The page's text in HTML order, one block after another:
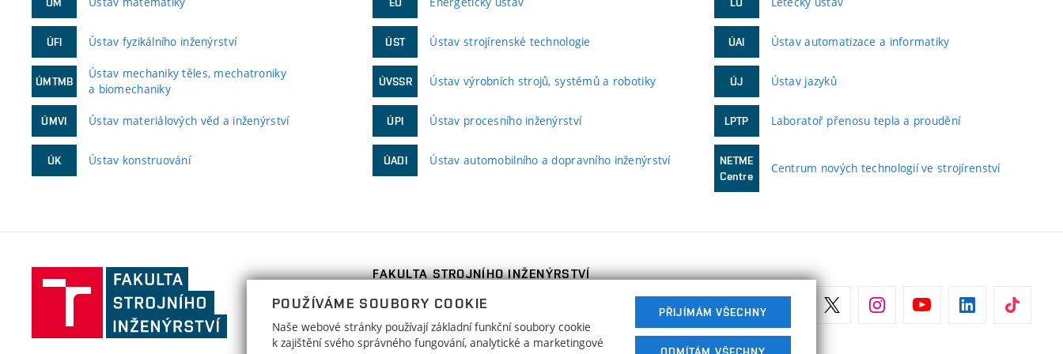
ÚFI Ústav fyzikálního inženýrství
ÚMTMB
Ústav mechaniky těles, mechatroniky
a biomechaniky
ÚMVI Ústav materiálových věd a inženýrství
ÚK Ústav konstruování
ÚST Ústav strojírenské technologie
ÚVSSR Ústav výrobních strojů, systémů a robotiky
ÚPI Ústav procesního inženýrství
ÚADI Ústav automobilního a dopravního inženýrství
ÚAI Ústav automatizace a informatiky
ÚJ Ústav jazyků
LPTP Laboratoř přenosu tepla a proudění
NETME
Centre
Centrum nových technologií ve strojírenství
Fakulta
inženýrství,
Vysoké
FAKULTA STROJNÍHO INŽENÝRSTVÍ
Technická 2896/2
616 69 Brno
info@fme.vutbr.cz
POUŽÍVÁME SOUBORY COOKIE
Naše webové stránky používají základní funkční soubory cookie
k zajištění svého správného fungování, analytické a marketingové
PŘIJÍMÁM VŠECHNY